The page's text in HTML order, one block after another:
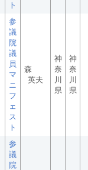
ト
参
議
院
議
員
マ
ニ
フ
ェ
ス
ト
森
英夫
神
奈
川
県
神
奈
川
県
参
議
院